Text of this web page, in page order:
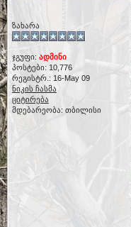
ზახარა
ჯგუფი: ადმინი
პოსტები: 10,776
რეგისტრ.: 16-May 09
ნიკის ჩასმა
ციტირება
მდებარეობა: თბილისი